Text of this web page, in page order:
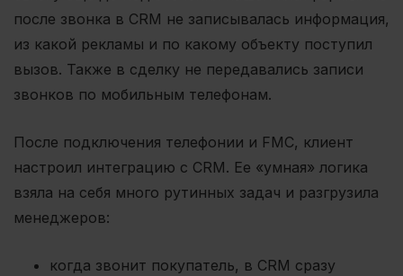
после звонка в CRM не записывалась информация,
из какой рекламы и по какому объекту поступил
вызов. Также в сделку не передавались записи
звонков по мобильным телефонам.
После подключения телефонии и FMC, клиент
настроил интеграцию с CRM. Ее «умная» логика
взяла на себя много рутинных задач и разгрузила
менеджеров:
когда звонит покупатель, в CRM сразу